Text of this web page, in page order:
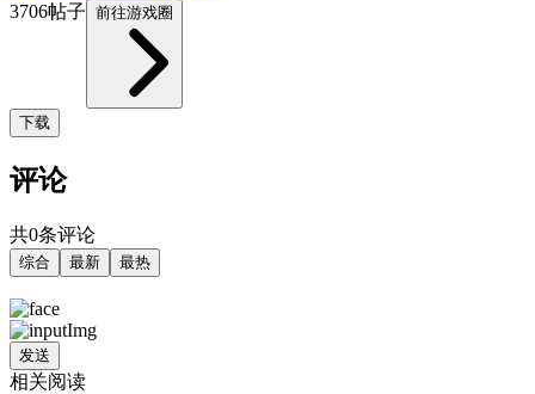
3706帖子 前往游戏圈
下载
评论
共0条评论
综合 最新 最热
发送
相关阅读